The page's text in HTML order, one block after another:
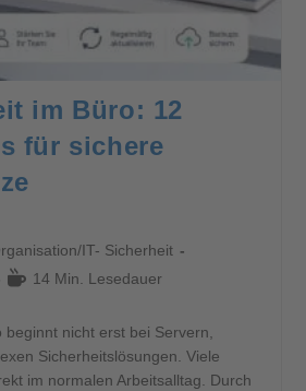
im Büro: 12
für sichere
/IT- Sicherheit
14 Min. Lesedauer
nicht erst bei Servern,
Sicherheitslösungen. Viele
im normalen Arbeitsalltag. Durch